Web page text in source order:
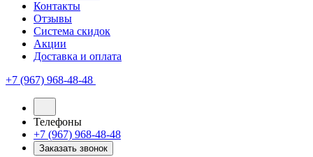
Контакты
Отзывы
Система скидок
Акции
Доставка и оплата
+7 (967) 968-48-48
Телефоны
+7 (967) 968-48-48
Заказать звонок